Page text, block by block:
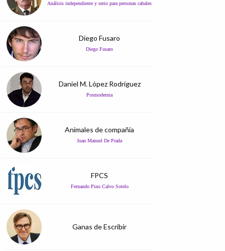
Análisis independiente y serio para personas cabales
Diego Fusaro
Diego Fusaro
Daniel M. López Rodríguez
Posmodernia
Animales de compañía
Juan Manuel De Prada
FPCS
Fernando Pino Calvo Sotelo
Ganas de Escribir